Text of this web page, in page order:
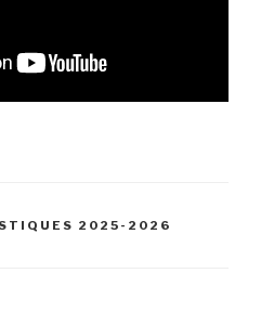
2025-2026